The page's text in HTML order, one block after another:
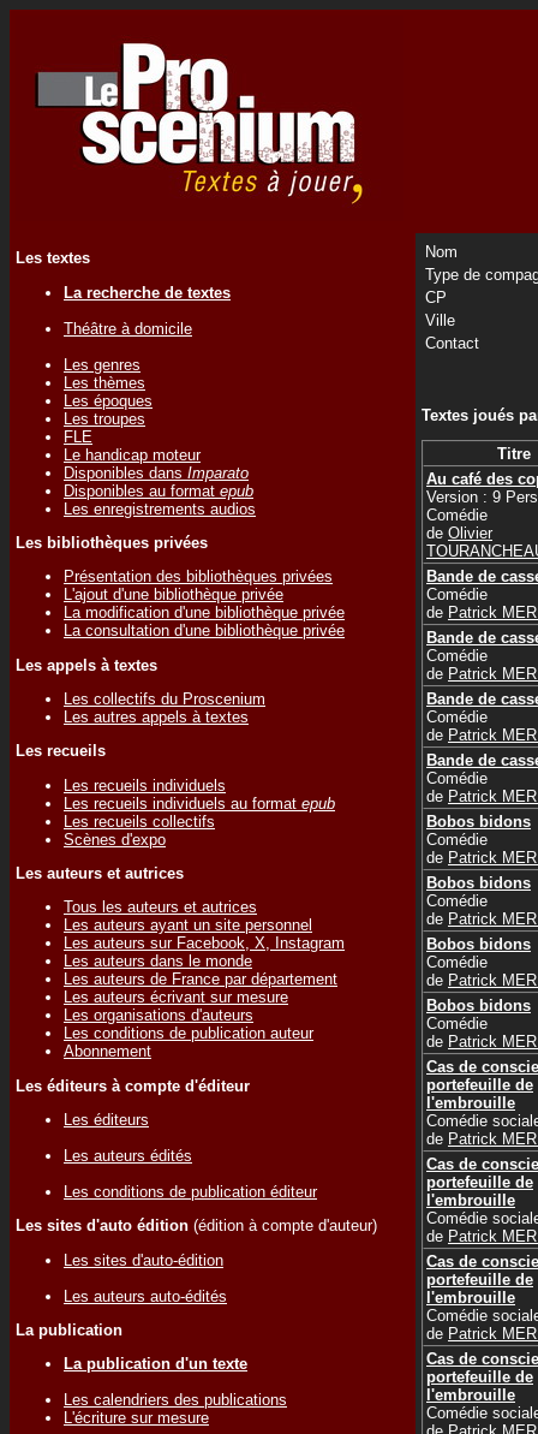
Les textes
La recherche de textes
Théâtre à domicile
Les genres
Les thèmes
Les époques
Les troupes
FLE
Le handicap moteur
Disponibles dans Imparato
Disponibles au format epub
Les enregistrements audios
Les bibliothèques privées
Présentation des bibliothèques privées
L'ajout d'une bibliothèque privée
La modification d'une bibliothèque privée
La consultation d'une bibliothèque privée
Les appels à textes
Les collectifs du Proscenium
Les autres appels à textes
Les recueils
Les recueils individuels
Les recueils individuels au format epub
Les recueils collectifs
Scènes d'expo
Les auteurs et autrices
Tous les auteurs et autrices
Les auteurs ayant un site personnel
Les auteurs sur Facebook, X, Instagram
Les auteurs dans le monde
Les auteurs de France par département
Les auteurs écrivant sur mesure
Les organisations d'auteurs
Les conditions de publication auteur
Abonnement
Les éditeurs à compte d'éditeur
Les éditeurs
Les auteurs édités
Les conditions de publication éditeur
Les sites d'auto édition (édition à compte d'auteur)
Les sites d'auto-édition
Les auteurs auto-édités
La publication
La publication d'un texte
Les calendriers des publications
L'écriture sur mesure
Nom
Type de
CP
Ville
Contact
Textes joués
Titre
Au café des
Version : 9
Comédie
de Olivier
Bande de
Comédie
de Patrick
Bande de
Comédie
de Patrick
Bande de
Comédie
de Patrick
Bande de
Comédie
de Patrick
Bobos bidons
Comédie
de Patrick
Bobos bidons
Comédie
de Patrick
Bobos bidons
Comédie
de Patrick
Bobos bidons
Comédie
de Patrick
Cas de
portefeuille de
l'embrouille
Comédie
de Patrick
Cas de
portefeuille de
l'embrouille
Comédie
de Patrick
Cas de
portefeuille de
l'embrouille
Comédie
de Patrick
Cas de
portefeuille de
l'embrouille
Comédie